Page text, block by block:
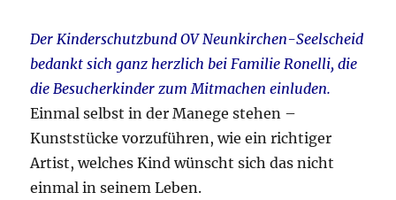
Der Kinderschutzbund OV Neunkirchen-Seelscheid
bedankt sich ganz herzlich bei Familie Ronelli, die
die Besucherkinder zum Mitmachen einluden.
Einmal selbst in der Manege stehen –
Kunststücke vorzuführen, wie ein richtiger
Artist, welches Kind wünscht sich das nicht
einmal in seinem Leben.